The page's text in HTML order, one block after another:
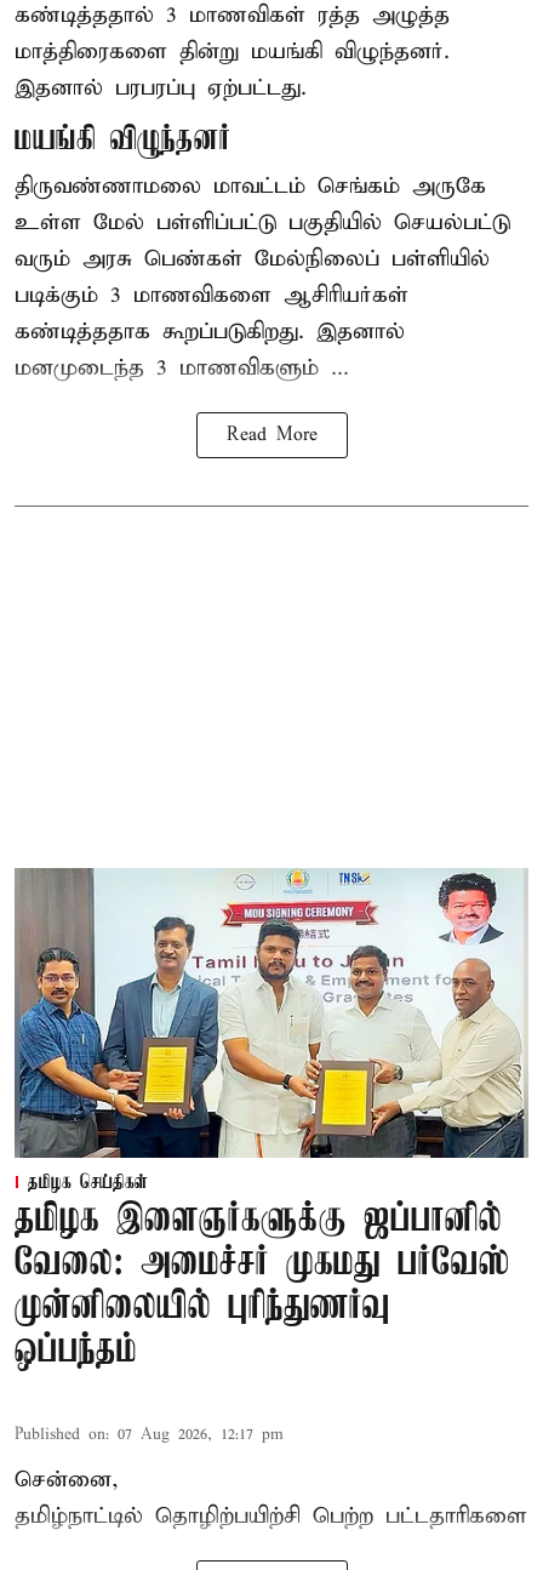
கண்டித்ததால் 3 மாணவிகள் ரத்த அழுத்த
மாத்திரைகளை தின்று மயங்கி விழுந்தனர்.
இதனால் பரபரப்பு ஏற்பட்டது.
மயங்கி விழுந்தனர்
திருவண்ணாமலை மாவட்டம் செங்கம் அருகே
உள்ள மேல் பள்ளிப்பட்டு பகுதியில் செயல்பட்டு
வரும் அரசு பெண்கள் மேல்நிலைப் பள்ளியில்
படிக்கும் 3 மாணவிகளை ஆசிரியர்கள்
கண்டித்ததாக கூறப்படுகிறது. இதனால்
மனமுடைந்த 3 மாணவிகளும் ...
Read More
தமிழக செய்திகள்
தமிழக இளைஞர்களுக்கு ஜப்பானில்
வேலை: அமைச்சர் முகமது பர்வேஸ்
முன்னிலையில் புரிந்துணர்வு
ஒப்பந்தம்
Published on: 07 Aug 2026, 12:17 pm
சென்னை,
தமிழ்நாட்டில் தொழிற்பயிற்சி பெற்ற பட்டதாரிகளை